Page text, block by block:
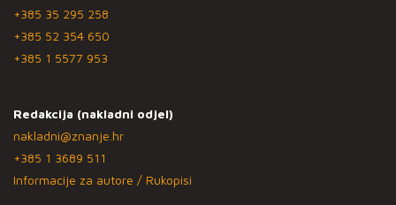
+385 35 295 258
+385 52 354 650
+385 1 5577 953
Redakcija (nakladni odjel)
nakladni@znanje.hr
+385 1 3689 511
Informacije za autore / Rukopisi